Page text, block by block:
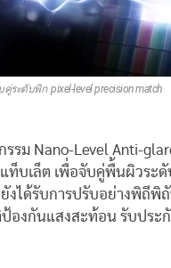
ะดับพิก pixel-level precision match
ม Nano-Level Anti-
ท็บเล็ต เพื่อจับคู่พื้นผิวระ
งได้รับการปรับอย่างพิถีพิ
งกันแสงสะท้อน รับประ